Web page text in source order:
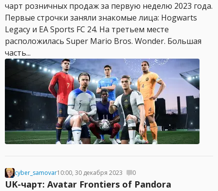
чарт розничных продаж за первую неделю 2023 года.
Первые строчки заняли знакомые лица: Hogwarts
Legacy и EA Sports FC 24. На третьем месте
расположилась Super Mario Bros. Wonder. Большая
часть...
cyber_samovar10:00, 30 декабря 2023 0
UK-чарт: Avatar Frontiers of Pandora